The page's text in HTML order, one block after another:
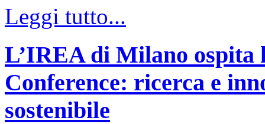
Leggi tutto...
L’IREA di Milano
Conference: ricerca e
sostenibile